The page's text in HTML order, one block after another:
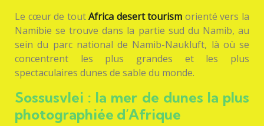
Le cœur de toutAfrica desert tourism orienté vers la
Namibie se trouve dans la partie sud du Namib, au
sein du parc national de Namib-Naukluft, là où se
concentrent les plus grandes et les plus
spectaculaires dunes de sable du monde.
Sossusvlei : la mer de dunes la plus
photographiée d’Afrique